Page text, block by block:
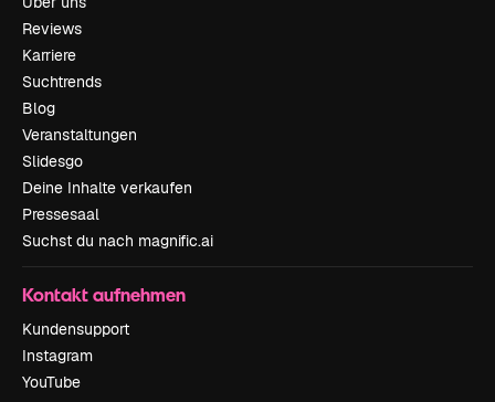
Reviews
Karriere
Suchtrends
Blog
Veranstaltungen
Slidesgo
Deine Inhalte verkaufen
Pressesaal
Suchst du nach magnific.ai
Kontakt aufnehmen
Kundensupport
Instagram
YouTube